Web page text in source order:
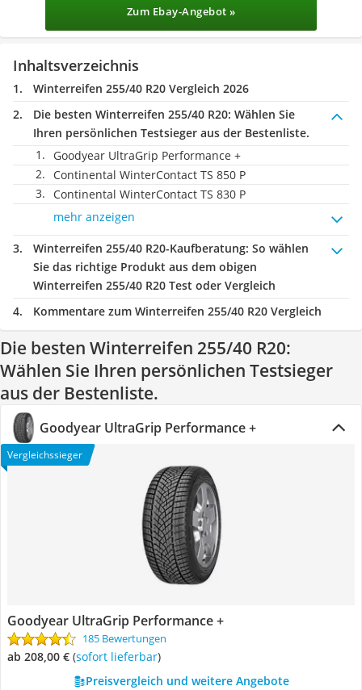
Zum Ebay-Angebot »
Inhaltsverzeichnis
Winterreifen 255/40 R20 Vergleich 2026
Die besten Winterreifen 255/40 R20: Wählen Sie
Ihren persönlichen Testsieger aus der Bestenliste.
Goodyear UltraGrip Performance +
Continental WinterContact TS 850 P
Continental WinterContact TS 830 P
mehr anzeigen
Winterreifen 255/40 R20-Kaufberatung: So wählen
Sie das richtige Produkt aus dem obigen
Winterreifen 255/40 R20 Test oder Vergleich
Kommentare zum Winterreifen 255/40 R20 Vergleich
Die besten Winterreifen 255/40 R20:
Wählen Sie Ihren persönlichen Testsieger
aus der Bestenliste.
Goodyear UltraGrip Performance +
Vergleichssieger
Goodyear UltraGrip Performance +
185 Bewertungen
ab 208,00 € ( Sofort lieferbar)
Preisvergleich und weitere Angebote